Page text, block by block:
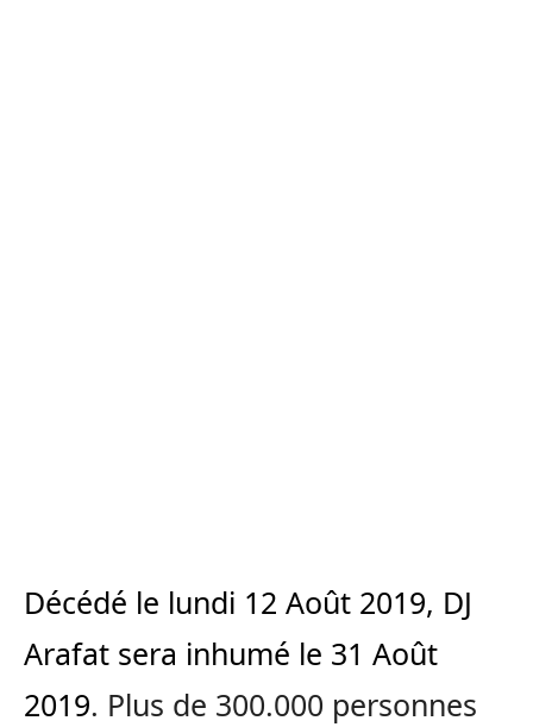
Décédé le lundi 12 Août 2019, DJ
Arafat sera inhumé le 31 Août
2019. Plus de 300.000 personnes